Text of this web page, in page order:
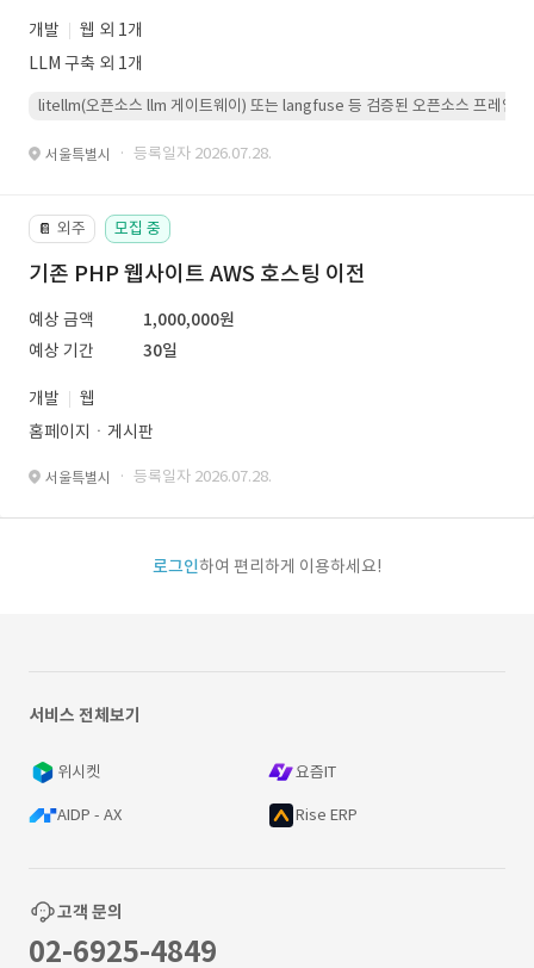
개발
웹 외 1개
LLM 구축 외 1개
litellm(오픈소스 llm 게이트웨이) 또는 langfuse 등 검증된 오픈소스 프레임워
서울특별시 · 등록일자 2026.07.28.
📔 외주 모집 중
기존 PHP 웹사이트 AWS 호스팅 이전
예상 금액
1,000,000원
예상 기간
30일
개발
웹
홈페이지ㆍ게시판
서울특별시 · 등록일자 2026.07.28.
로그인하여 편리하게 이용하세요!
서비스 전체보기
위시켓 요즘IT
AIDP - AX Rise ERP
고객 문의
02-6925-4849